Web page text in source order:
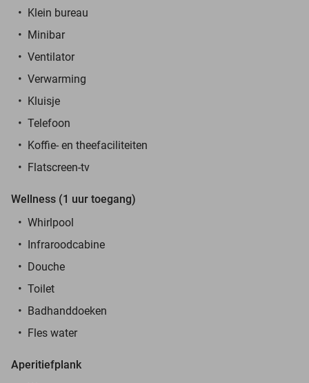
Klein bureau
Minibar
Ventilator
Verwarming
Kluisje
Telefoon
Koffie- en theefaciliteiten
Flatscreen-tv
Wellness (1 uur toegang)
Whirlpool
Infraroodcabine
Douche
Toilet
Badhanddoeken
Fles water
Aperitiefplank